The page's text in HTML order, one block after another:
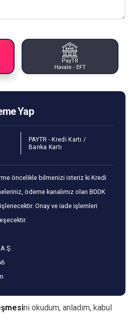
PayTR
Havale - EFT
Yap
PAYTR - Kredi Kartı /
Banka Kartı
öncelikle bilmenizi isteriz ki Kredi
ödeme kanalımız olan BDDK
işlenecektir. Onay ve iade işlemleri
ni okudum, anladım, kabul